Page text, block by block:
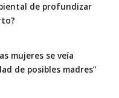
de profundizar
mujeres se veía
de posibles madres”